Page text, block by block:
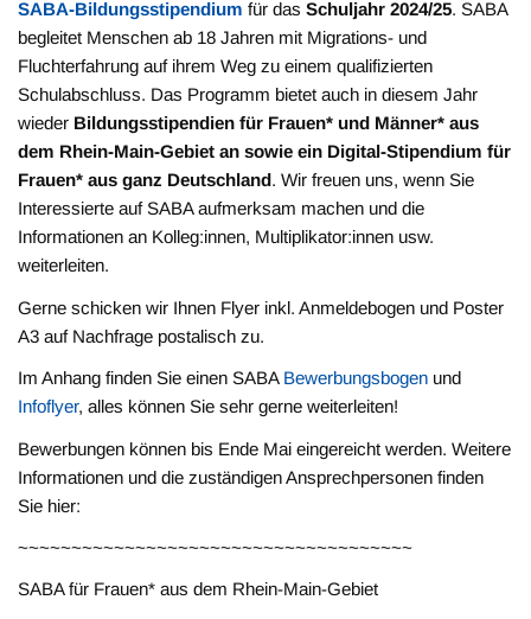
SABA-Bildungsstipendium für dasSchuljahr 2024/25. SABA
begleitet Menschen ab 18 Jahren mit Migrations- und
Fluchterfahrung auf ihrem Weg zu einem qualifizierten
Schulabschluss. Das Programm bietet auch in diesem Jahr
wieder Bildungsstipendien für Frauen* und Männer* aus
dem Rhein-Main-Gebiet an sowie ein Digital-Stipendium für
Frauen* aus ganz Deutschland. Wir freuen uns, wenn Sie
Interessierte auf SABA aufmerksam machen und die
Informationen an Kolleg:innen, Multiplikator:innen usw.
weiterleiten.
Gerne schicken wir Ihnen Flyer inkl. Anmeldebogen und Poster
A3 auf Nachfrage postalisch zu.
Im Anhang finden Sie einen SABA Bewerbungsbogen und
Infoflyer, alles können Sie sehr gerne weiterleiten!
Bewerbungen können bis Ende Mai eingereicht werden. Weitere
Informationen und die zuständigen Ansprechpersonen finden
Sie hier:
~~~~~~~~~~~~~~~~~~~~~~~~~~~~~~~~~~~~~
SABA für Frauen* aus dem Rhein-Main-Gebiet